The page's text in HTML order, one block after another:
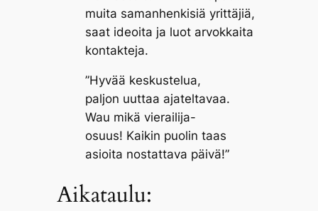
muita samanhenkisiä yrittäjiä,
saat ideoita ja luot arvokkaita
kontakteja.
”Hyvää keskustelua,
paljon uuttaa ajateltavaa.
Wau mikä vierailija-
osuus! Kaikin puolin taas
asioita nostattava päivä!”
Aikataulu: